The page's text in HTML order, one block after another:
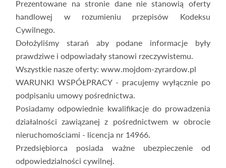
Prezentowane na stronie dane nie stanowią oferty
handlowej w rozumieniu przepisów Kodeksu
Cywilnego.
Dołożyliśmy starań aby podane informacje były
prawdziwe i odpowiadały stanowi rzeczywistemu.
Wszystkie nasze oferty: www.mojdom-zyrardow.pl
WARUNKI WSPÓŁPRACY - pracujemy wyłącznie po
podpisaniu umowy pośrednictwa.
Posiadamy odpowiednie kwalifikacje do prowadzenia
działalności zawiązanej z pośrednictwem w obrocie
nieruchomościami - licencja nr 14966.
Przedsiębiorca posiada ważne ubezpieczenie od
odpowiedzialności cywilnej.